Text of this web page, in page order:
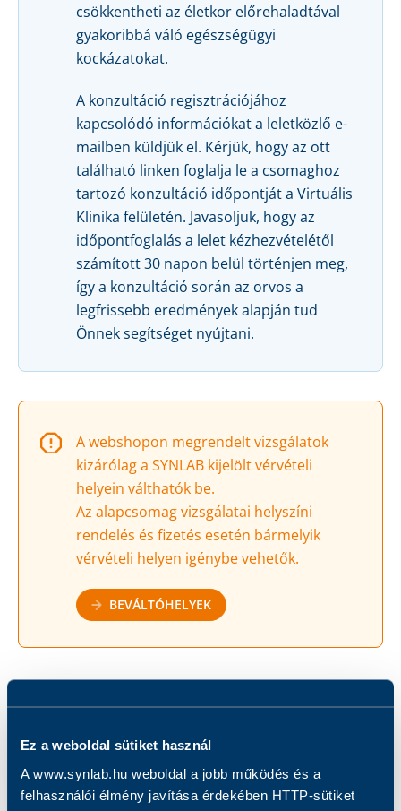
Ez a weboldal sütiket használ
A www.synlab.hu weboldal a jobb működés és a
felhasználói élmény javítása érdekében HTTP-sütiket
csökkentheti az életkor előrehaladtával
gyakoribbá váló egészségügyi
kockázatokat.
A konzultáció regisztrációjához
kapcsolódó információkat a leletközlő e-
mailben küldjük el. Kérjük, hogy az ott
található linken foglalja le a csomaghoz
tartozó konzultáció időpontját a Virtuális
Klinika felületén. Javasoljuk, hogy az
időpontfoglalás a lelet kézhezvételétől
számított 30 napon belül történjen meg,
így a konzultáció során az orvos a
legfrissebb eredmények alapján tud
Önnek segítséget nyújtani.
A webshopon megrendelt vizsgálatok
kizárólag a SYNLAB kijelölt vérvételi
helyein válthatók be.
Az alapcsomag vizsgálatai helyszíni
rendelés és fizetés esetén bármelyik
vérvételi helyen igénybe vehetők.
BEVÁLTÓHELYEK
Eredmény 3 munkanapon belül
Vérvételes vizsgálat